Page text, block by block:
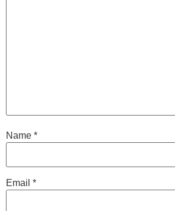
Name *
Email *